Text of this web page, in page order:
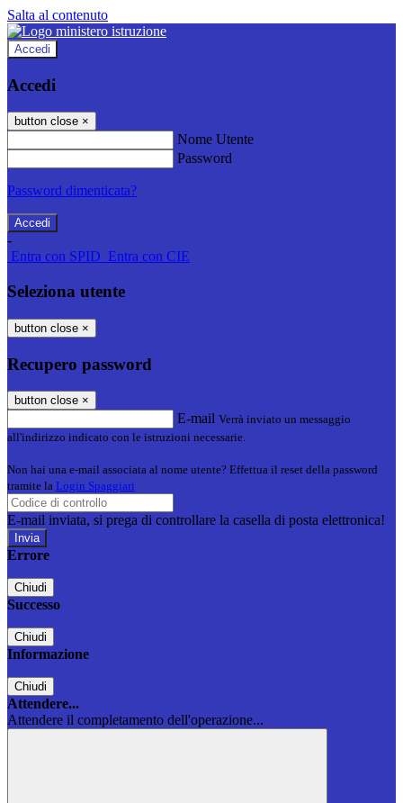
Salta al contenuto
Accedi
Accedi
button close ×
Nome Utente
Password
Password dimenticata?
-
Entra con SPID Entra con CIE
Seleziona utente
button close ×
Recupero password
button close ×
E-mail Verrà inviato un messaggio
all'indirizzo indicato con le istruzioni necessarie.
Non hai una e-mail associata al nome utente? Effettua il reset della password
tramite la Login Spaggiari
E-mail inviata, si prega di controllare la casella di posta elettronica!
Errore
Chiudi
Successo
Chiudi
Informazione
Chiudi
Attendere...
Attendere il completamento dell'operazione...